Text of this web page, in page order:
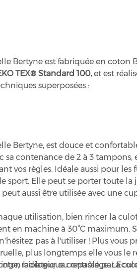
Bertyne est fabriquée en coton
TEX® Standard 100, et est
superposées :
Bertyne, est douce et
sa contenance de 2 à 3 tampons,
vos règles. Idéale aussi pour les
sport. Elle peut se porter toute la
peut aussi être utilisée avec une
utilisation, bien rincer la
en machine à 30°C maximum.
pas à l'utiliser ! Plus vous
plus longtemps elle vous le
radiateur ou repassage. La
biologique contrôlé par